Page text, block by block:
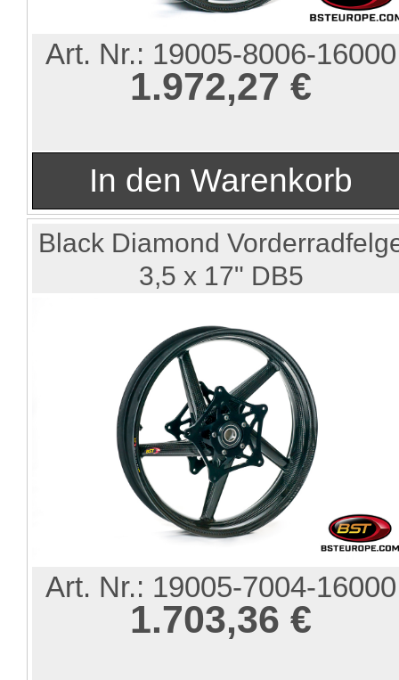
Art. Nr.: 19005-8006-16000
1.972,27 €
Black Diamond
3,5 x 17" DB5
Art. Nr.: 19005-7004-16000
1.703,36 €